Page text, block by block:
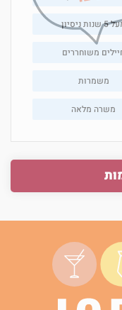
ניסיון
משוחררים
משמרות
משרה מלאה